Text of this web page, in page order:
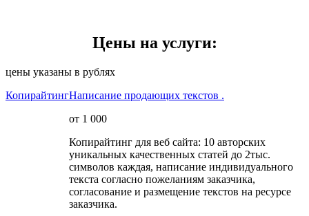
Цены на услуги:
цены указаны в рублях
КопирайтингНаписание продающих текстов .
от 1 000
Копирайтинг для веб сайта: 10 авторских
уникальных качественных статей до 2тыс.
символов каждая, написание индивидуального
текста согласно пожеланиям заказчика,
согласование и размещение текстов на ресурсе
заказчика.